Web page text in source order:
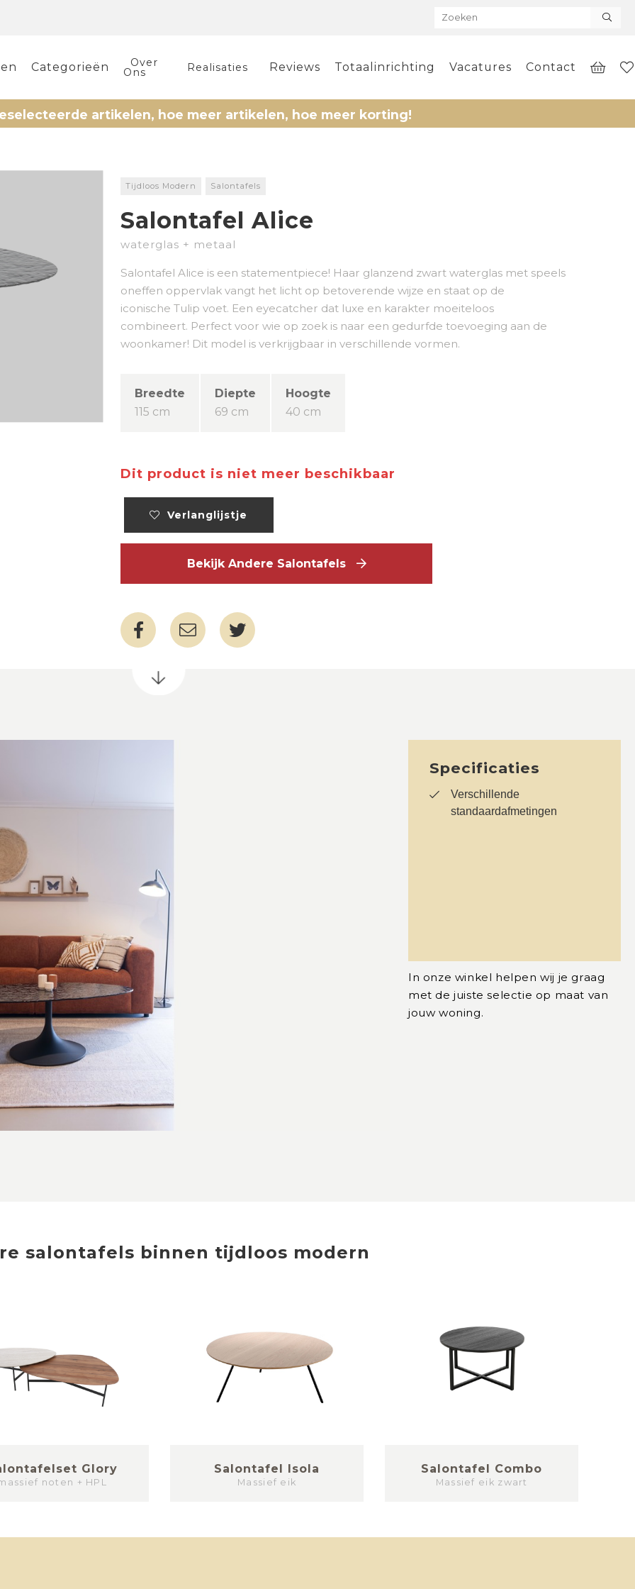
Categorieën Over
Ons Realisaties Reviews Totaalinrichting Vacatures Contact
artikelen, hoe meer artikelen, hoe meer korting!
Tijdloos Modern Salontafels
Salontafel Alice
waterglas + metaal
Salontafel Alice is een statementpiece! Haar glanzend zwart waterglas met speels
oneffen oppervlak vangt het licht op betoverende wijze en staat op de
iconische Tulip voet. Een eyecatcher dat luxe en karakter moeiteloos
combineert. Perfect voor wie op zoek is naar een gedurfde toevoeging aan de
woonkamer! Dit model is verkrijgbaar in verschillende vormen.
Breedte
115 cm
Diepte
69 cm
Hoogte
40 cm
Dit product is niet meer beschikbaar
Verlanglijstje
Bekijk Andere Salontafels
Specificaties
Verschillende
standaardafmetingen
In onze winkel helpen wij je graag
met de juiste selectie op maat van
jouw woning.
salontafels binnen tijdloos modern
Glory
noten + HPL
Salontafel Isola
Massief eik
Salontafel Combo
Massief eik zwart